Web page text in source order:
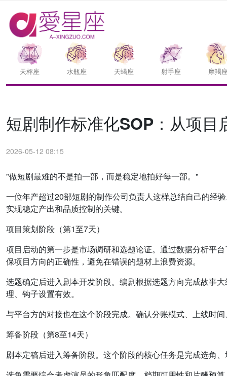
天枰座 水瓶座 天蝎座 射手座 摩羯
短剧制作标准化SOP：从项
2026-05-12 08:15
"做短剧最难的不是拍一部，而是稳定地拍好每一部。"
一位年产超过20部短剧的制作公司负责人这样总结自己的经
实现稳定产出和品质控制的关键。
项目策划阶段（第1至7天）
项目启动的第一步是市场调研和选题论证。通过数据分析平
保项目方向的正确性，避免在错误的题材上浪费资源。
选题确定后进入剧本开发阶段。编剧根据选题方向完成故事
理、钩子设置有效。
与平台方的对接也在这个阶段完成。确认分账模式、上线时
筹备阶段（第8至14天）
剧本定稿后进入筹备阶段。这个阶段的核心任务是完成选角